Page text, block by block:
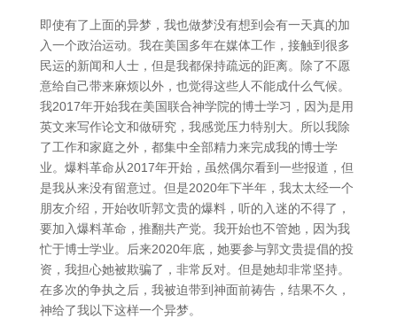
即使有了上面的异梦，我也做梦没有想到会有一天真的加
入一个政治运动。我在美国多年在媒体工作，接触到很多
民运的新闻和人士，但是我都保持疏远的距离。除了不愿
意给自己带来麻烦以外，也觉得这些人不能成什么气候。
我2017年开始我在美国联合神学院的博士学习，因为是用
英文来写作论文和做研究，我感觉压力特别大。所以我除
了工作和家庭之外，都集中全部精力来完成我的博士学
业。爆料革命从2017年开始，虽然偶尔看到一些报道，但
是我从来没有留意过。但是2020年下半年，我太太经一个
朋友介绍，开始收听郭文贵的爆料，听的入迷的不得了，
要加入爆料革命，推翻共产党。我开始也不管她，因为我
忙于博士学业。后来2020年底，她要参与郭文贵提倡的投
资，我担心她被欺骗了，非常反对。但是她却非常坚持。
在多次的争执之后，我被迫带到神面前祷告，结果不久，
神给了我以下这样一个异梦。